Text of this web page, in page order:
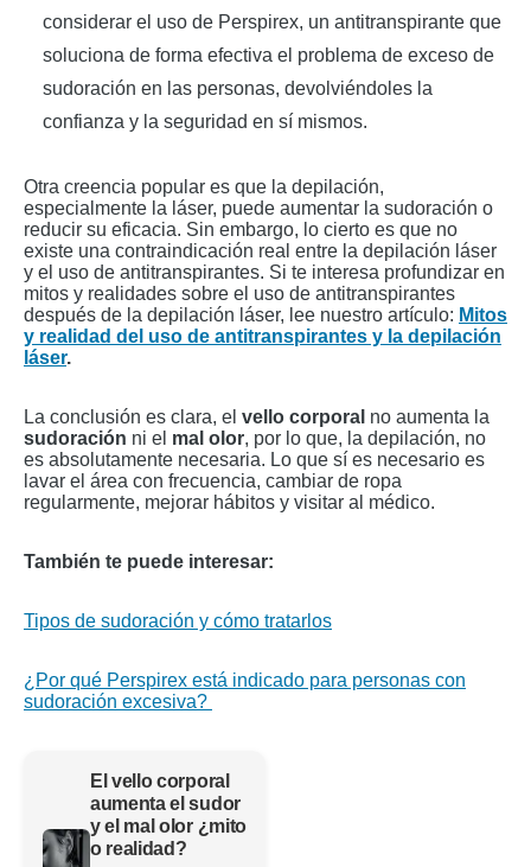
considerar el uso de Perspirex, un antitranspirante que
soluciona de forma efectiva el problema de exceso de
sudoración en las personas, devolviéndoles la
confianza y la seguridad en sí mismos.
Otra creencia popular es que la depilación,
especialmente la láser, puede aumentar la sudoración o
reducir su eficacia. Sin embargo, lo cierto es que no
existe una contraindicación real entre la depilación láser
y el uso de antitranspirantes. Si te interesa profundizar en
mitos y realidades sobre el uso de antitranspirantes
después de la depilación láser, lee nuestro artículo: Mitos
y realidad del uso de antitranspirantes y la depilación
láser.
La conclusión es clara, el vello corporal no aumenta la
sudoración ni el mal olor, por lo que, la depilación, no
es absolutamente necesaria. Lo que sí es necesario es
lavar el área con frecuencia, cambiar de ropa
regularmente, mejorar hábitos y visitar al médico.
También te puede interesar:
Tipos de sudoración y cómo tratarlos
¿Por qué Perspirex está indicado para personas con
sudoración excesiva?
El vello corporal
aumenta el sudor
y el mal olor ¿mito
o realidad?